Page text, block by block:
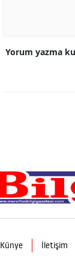
Yorum yazma
Künye İletişim